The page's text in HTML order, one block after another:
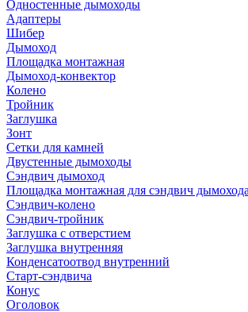
Одностенные дымоходы
Адаптеры
Шибер
Дымоход
Площадка монтажная
Дымоход-конвектор
Колено
Тройник
Заглушка
Зонт
Сетки для камней
Двустенные дымоходы
Сэндвич дымоход
Площадка монтажная для сэндвич дымохода
Сэндвич-колено
Сэндвич-тройник
Заглушка с отверстием
Заглушка внутренняя
Конденсатоотвод внутренний
Старт-сэндвича
Конус
Оголовок